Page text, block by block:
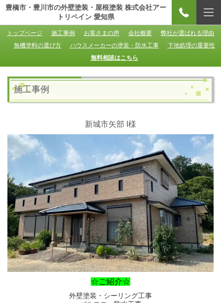
豊橋市・豊川市の外壁塗装・屋根塗装 株式会社アー
トリペイン 愛知県
トップページ 施工事例 お客さまの声 会社概要
弊社が選ばれる理由
無機塗料の選び方
ハウスメーカーの塗装・防水工事
下地処理の重要性
無料相談はこちら
施工事例
新城市矢部 I様
☆ご紹介☆
外壁塗装・シーリング工事